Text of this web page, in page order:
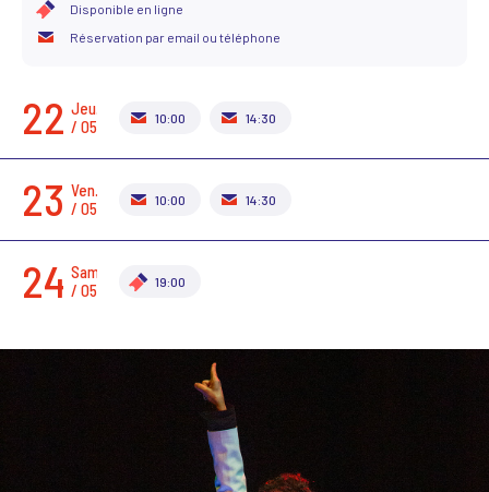
Disponible en ligne
Réservation par email ou téléphone
Jeu.
22 / 05 10:00 14:30
Ven.
23 / 05 10:00 14:30
Sam.
24 / 05 19:00